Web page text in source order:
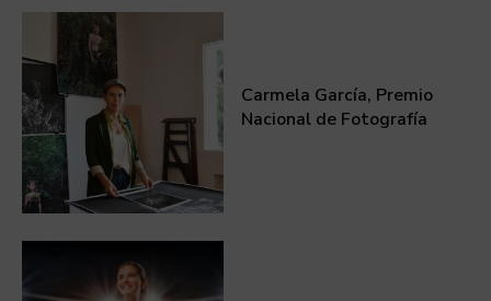
Carmela García, Premio
Nacional de Fotografía